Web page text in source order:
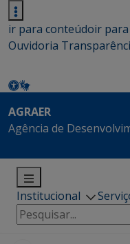
ir para conteúdoir
Ouvidoria
AGRAER
Agência de
Institucional
Pesquisar
por: